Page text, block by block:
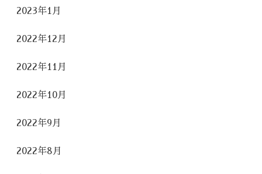
2023年1月
2022年12月
2022年11月
2022年10月
2022年9月
2022年8月